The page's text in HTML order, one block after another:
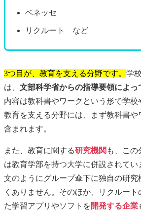
ベネッセ
リクルート など
3つ目が、教育を支える分野です。 学
は、 文部科学省からの指導要領によっ
内容は教科書やワークという形で学校
教育を支える分野には、まず教科書や
含まれます。
また、教育に関する研究機関 も、この
は教育学部を持つ大学に併設されて
文のようにグループ傘下に独自の研究
くありません。そのほか、リクルー
た学習アプリやソフトを開発する企業